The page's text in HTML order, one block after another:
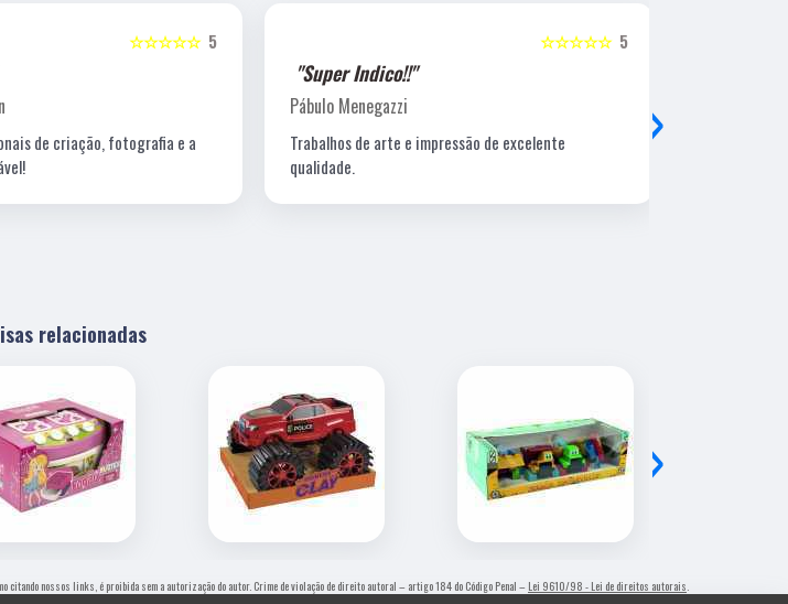
5
☆☆☆☆☆
de criação, fotografia e a
5
☆☆☆☆☆
"Super Indico!!"
Pábulo Menegazzi
Trabalhos de arte e impressão de excelente
qualidade.
›
relacionadas
›
citando nossos links, é proibida sem a autorização do autor. Crime de violação de direito autoral – artigo 184 do Código Penal – Lei 9610/98 - Lei de direitos autorais